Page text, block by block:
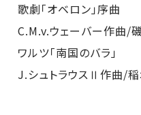
歌劇「オベロン」序曲
C.M.v.ウェーバー作曲/
ワルツ「南国のバラ」
J.シュトラウスⅡ作曲/